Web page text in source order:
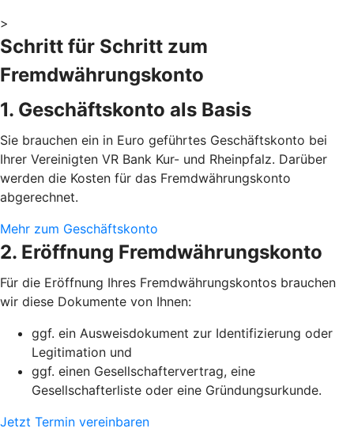
>
Schritt für Schritt zum
Fremdwährungskonto
1. Geschäftskonto als Basis
Sie brauchen ein in Euro geführtes Geschäftskonto bei
Ihrer Vereinigten VR Bank Kur- und Rheinpfalz. Darüber
werden die Kosten für das Fremdwährungskonto
abgerechnet.
Mehr zum Geschäftskonto
2. Eröffnung Fremdwährungskonto
Für die Eröffnung Ihres Fremdwährungskontos brauchen
wir diese Dokumente von Ihnen:
ggf. ein Ausweisdokument zur Identifizierung oder
Legitimation und
ggf. einen Gesellschaftervertrag, eine
Gesellschafterliste oder eine Gründungsurkunde.
Jetzt Termin vereinbaren